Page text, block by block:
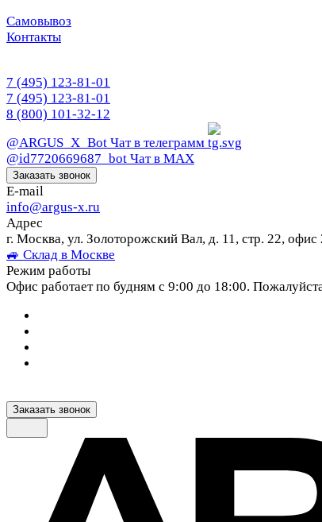
Самовывоз
Контакты
7 (495) 123-81-01
7 (495) 123-81-01
8 (800) 101-32-12
@ARGUS_X_Bot Чат в телеграмм
@id7720669687_bot Чат в МАХ
Заказать звонок
E-mail
info@argus-x.ru
Адрес
г. Москва, ул. Золоторожский Вал, д. 11, стр. 22, офис
🚙 Склад в Москве
Режим работы
Офис работает по будням с 9:00 до 18:00.
Заказать звонок